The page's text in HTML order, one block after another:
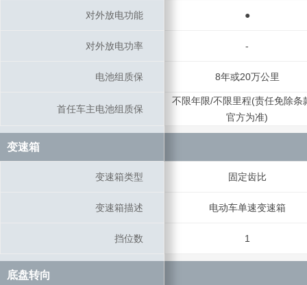
对外放电功能 ●
对外放电功率 -
电池组质保 8年或20万公里
首任车主电池组质保
不限年限/不限里程(责任免除条
官方为准)
变速箱
变速箱类型 固定齿比
变速箱描述 电动车单速变速箱
挡位数 1
底盘转向
对外放电功能
对外放电功率
电池组质保
首任车主电池组质保
变速箱
变速箱类型
变速箱描述
挡位数
底盘转向